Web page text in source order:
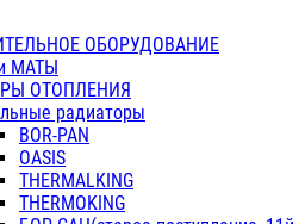
ОБОРУДОВАНИЕ
МАТЫ
ОТОПЛЕНИЯ
радиаторы
BOR-PAN
OASIS
THERMALKING
THERMOKING